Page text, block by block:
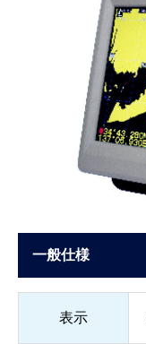
一般仕様
表示